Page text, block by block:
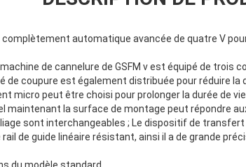
complètement automatique avancée de quatre V
de cannelure de GSFM v est équipé de trois
de coupure est également distribuée pour réduire
micro peut être choisi pour prolonger la durée de
maintenant la surface de montage peut répondre
sont interchangeables ; Le dispositif de
de guide linéaire résistant, ainsi il a de grande
du modèle standard